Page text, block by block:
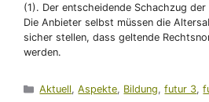
(1). Der entscheidende Schachzug
Die Anbieter selbst müssen die
sicher stellen, dass geltende
werden.
Kategorien
Aktuell,Aspekte, Bildung,futur 3,